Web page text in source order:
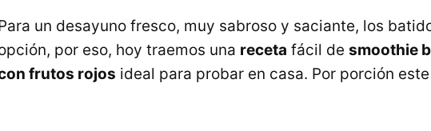
un desayuno fresco, muy sabroso y saciante, los
por eso, hoy traemos una receta fácil de smoothie
frutos rojos ideal para probar en casa. Por porción